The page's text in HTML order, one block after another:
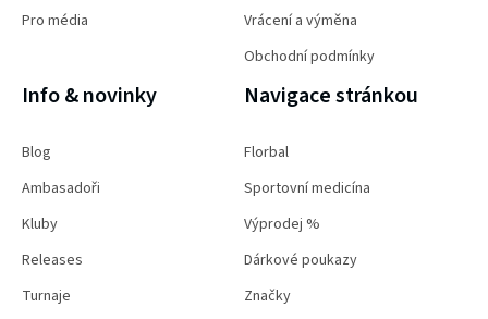
Pro média
Vrácení a výměna
Obchodní podmínky
Info & novinky
Blog
Ambasadoři
Kluby
Releases
Turnaje
Navigace stránkou
Florbal
Sportovní medicína
Výprodej %
Dárkové poukazy
Značky